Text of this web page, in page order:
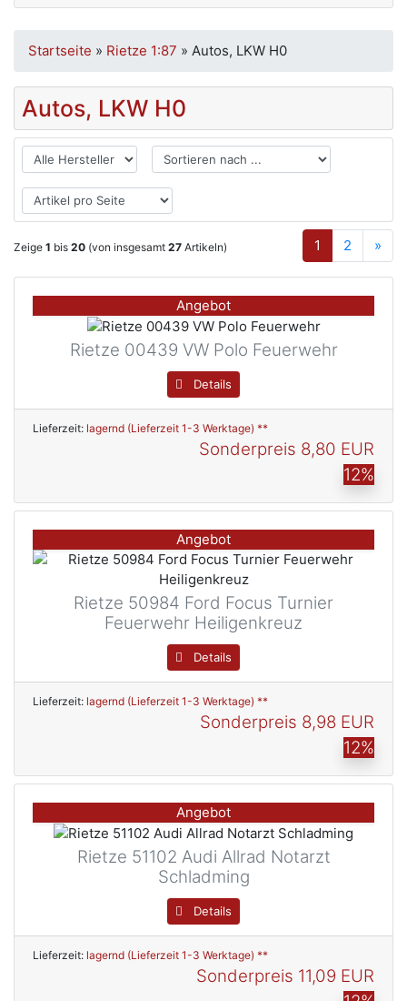
Startseite » Rietze 1:87 » Autos, LKW H0
Autos, LKW H0
Zeige 1 bis 20 (von insgesamt 27 Artikeln) 1 2 »
Angebot
Rietze 00439 VW Polo Feuerwehr
Details
Lieferzeit: lagernd (Lieferzeit 1-3 Werktage) **
Sonderpreis 8,80 EUR
12%
Angebot
Rietze 50984 Ford Focus Turnier
Feuerwehr Heiligenkreuz
Details
Lieferzeit: lagernd (Lieferzeit 1-3 Werktage) **
Sonderpreis 8,98 EUR
12%
Angebot
Rietze 51102 Audi Allrad Notarzt
Schladming
Details
Lieferzeit: lagernd (Lieferzeit 1-3 Werktage) **
Sonderpreis 11,09 EUR